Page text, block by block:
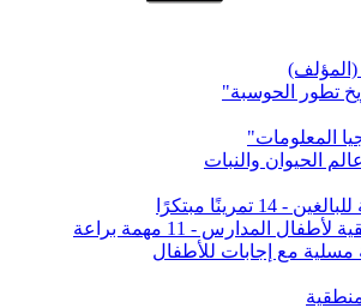
(المؤلف)
تطور الحوسبة"
المعلومات"
الحيوان والنبات
14 تمرينًا مبتكرًا
المدارس - 11 مهمة براعة
مع إجابات للأطفال